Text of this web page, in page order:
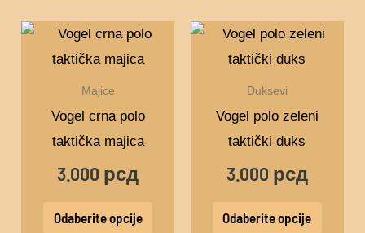
Majice
Vogel crna polo
taktička majica
3.000 рсд
Odaberite opcije
Duksevi
Vogel polo zeleni
taktički duks
3.000 рсд
Odaberite opcije
Ovaj